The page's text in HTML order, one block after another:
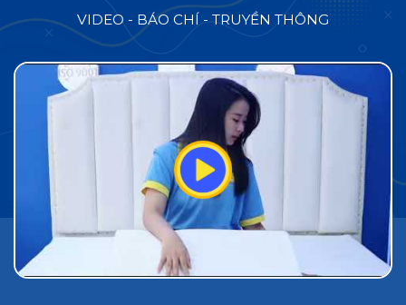
VIDEO - BÁO CHÍ - TRUYỀN THÔNG